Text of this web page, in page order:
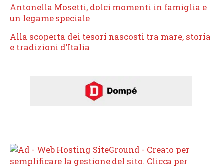
Antonella Mosetti, dolci momenti in famiglia e
un legame speciale
Alla scoperta dei tesori nascosti tra mare, storia
e tradizioni d’Italia